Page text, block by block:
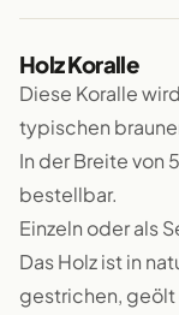
Holz Koralle
Diese Koralle
typischen
In der Breite von
bestellbar.
Einzeln oder als
Das Holz ist in
gestrichen,